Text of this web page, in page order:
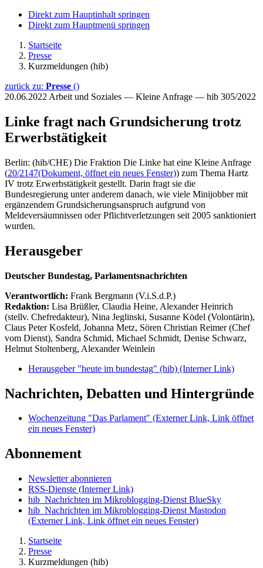
Direkt zum Hauptinhalt springen
Direkt zum Hauptmenü springen
Startseite
Presse
Kurzmeldungen (hib)
zurück zu: Presse ()
20.06.2022 Arbeit und Soziales — Kleine Anfrage — hib 305/2022
Linke fragt nach Grundsicherung trotz
Erwerbstätigkeit
Berlin: (hib/CHE) Die Fraktion Die Linke hat eine Kleine Anfrage
(20/2147(Dokument, öffnet ein neues Fenster)) zum Thema Hartz
IV trotz Erwerbstätigkeit gestellt. Darin fragt sie die
Bundesregierung unter anderem danach, wie viele Minijobber mit
ergänzendem Grundsicherungsanspruch aufgrund von
Meldeversäumnissen oder Pflichtverletzungen seit 2005 sanktioniert
wurden.
Herausgeber
Deutscher Bundestag, Parlamentsnachrichten
Verantwortlich: Frank Bergmann (V.i.S.d.P.)
Redaktion: Lisa Brüßler, Claudia Heine, Alexander Heinrich
(stellv. Chefredakteur), Nina Jeglinski, Susanne Ködel (Volontärin),
Claus Peter Kosfeld, Johanna Metz, Sören Christian Reimer (Chef
vom Dienst), Sandra Schmid, Michael Schmidt, Denise Schwarz,
Helmut Stoltenberg, Alexander Weinlein
Herausgeber "heute im bundestag" (hib) (Interner Link)
Nachrichten, Debatten und Hintergründe
Wochenzeitung "Das Parlament" (Externer Link, Link öffnet
ein neues Fenster)
Abonnement
Newsletter abonnieren
RSS-Dienste (Interner Link)
hib_Nachrichten im Mikroblogging-Dienst BlueSky
hib_Nachrichten im Mikroblogging-Dienst Mastodon
(Externer Link, Link öffnet ein neues Fenster)
Startseite
Presse
Kurzmeldungen (hib)